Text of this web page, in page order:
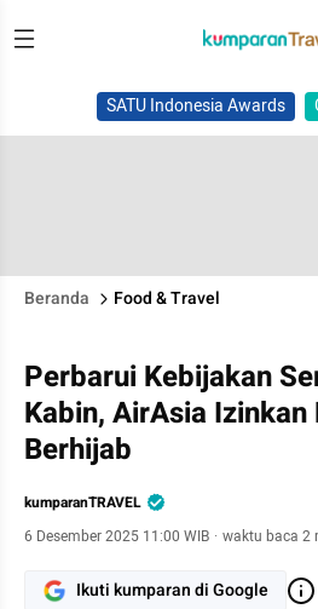
SATU Indonesia Awards
Beranda Food & Travel
Perbarui Kebijakan
Kabin, AirAsia
Berhijab
kumparanTRAVEL
6 Desember 2025 11:00 WIB · waktu baca 2
Ikuti kumparan di Google